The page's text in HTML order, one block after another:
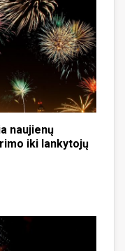
naujienų
iki lankytojų